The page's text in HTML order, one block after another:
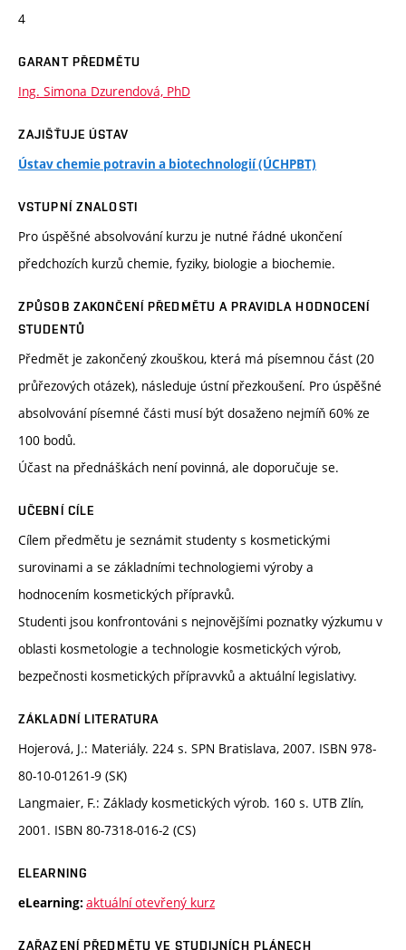
4
GARANT PŘEDMĚTU
Ing. Simona Dzurendová, PhD
ZAJIŠŤUJE ÚSTAV
Ústav chemie potravin a biotechnologií (ÚCHPBT)
VSTUPNÍ ZNALOSTI
Pro úspěšné absolvování kurzu je nutné řádné ukončení
předchozích kurzů chemie, fyziky, biologie a biochemie.
ZPŮSOB ZAKONČENÍ PŘEDMĚTU A PRAVIDLA HODNOCENÍ
STUDENTŮ
Předmět je zakončený zkouškou, která má písemnou část (20
průřezových otázek), následuje ústní přezkoušení. Pro úspěšné
absolvování písemné části musí být dosaženo nejmíň 60% ze
100 bodů.
Účast na přednáškách není povinná, ale doporučuje se.
UČEBNÍ CÍLE
Cílem předmětu je seznámit studenty s kosmetickými
surovinami a se základními technologiemi výroby a
hodnocením kosmetických přípravků.
Studenti jsou konfrontováni s nejnovějšími poznatky výzkumu v
oblasti kosmetologie a technologie kosmetických výrob,
bezpečnosti kosmetických přípravvků a aktuální legislativy.
ZÁKLADNÍ LITERATURA
Hojerová, J.: Materiály. 224 s. SPN Bratislava, 2007. ISBN 978-
80-10-01261-9 (SK)
Langmaier, F.: Základy kosmetických výrob. 160 s. UTB Zlín,
2001. ISBN 80-7318-016-2 (CS)
ELEARNING
eLearning: aktuální otevřený kurz
ZAŘAZENÍ PŘEDMĚTU VE STUDIJNÍCH PLÁNECH